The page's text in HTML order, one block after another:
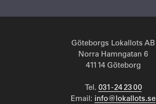
Göteborgs Lokallots AB
Norra Hamngatan 6
411 14 Göteborg
Tel. 031 - 24 23 00
Email: info@lokallots.se